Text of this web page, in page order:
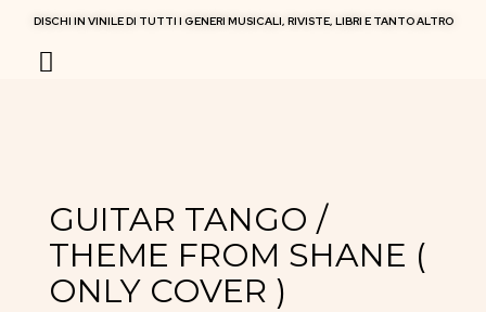
DISCHI IN VINILE DI TUTTI I GENERI MUSICALI, RIVISTE, LIBRI E TANTO ALTRO
GUITAR TANGO /
THEME FROM SHANE (
ONLY COVER )